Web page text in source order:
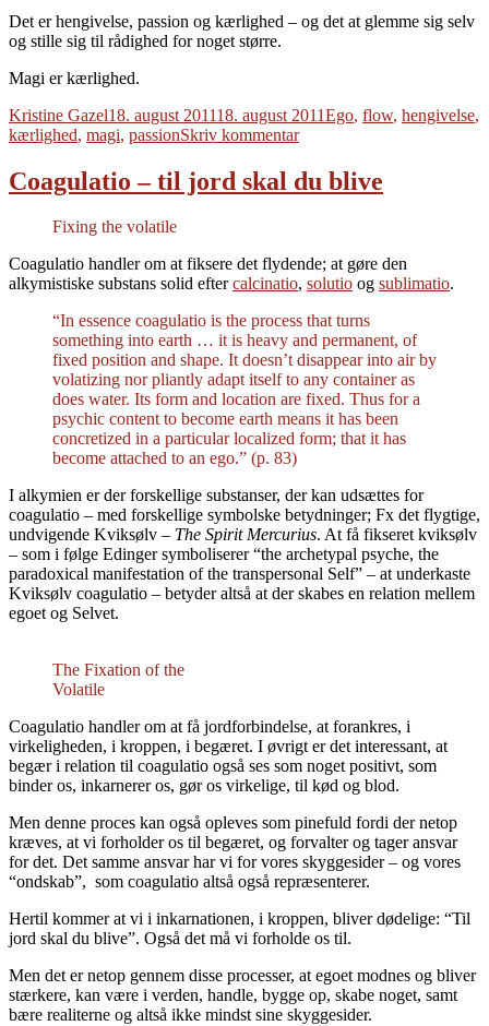
Det er hengivelse, passion og kærlighed – og det at glemme sig selv
og stille sig til rådighed for noget større.
Magi er kærlighed.
Forfatter
Kristine GazelUdgivet
18. august 201118. august 2011Tags
Ego, flow, hengivelse,
kærlighed, magi, passionSkriv kommentartil
er
kærlighed
Coagulatio – til jord skal du blive
Fixing the volatile
Coagulatio handler om at fiksere det flydende; at gøre den
alkymistiske substans solid eftercalcinatio, solutio og sublimatio.
“In essence coagulatio is the process that turns
something into earth … it is heavy and permanent, of
fixed position and shape. It doesn’t disappear into air by
volatizing nor pliantly adapt itself to any container as
does water. Its form and location are fixed. Thus for a
psychic content to become earth means it has been
concretized in a particular localized form; that it has
become attached to an ego.” (p. 83)
I alkymien er der forskellige substanser, der kan udsættes for
coagulatio – med forskellige symbolske betydninger; Fx det flygtige,
undvigende Kviksølv – The Spirit Mercurius. At få fikseret kviksølv
– som i følge Edinger symboliserer “the archetypal psyche, the
paradoxical manifestation of the transpersonal Self” – at underkaste
Kviksølv coagulatio – betyder altså at der skabes en relation mellem
egoet og Selvet.
The Fixation of the
Volatile
Coagulatio handler om at få jordforbindelse, at forankres, i
virkeligheden, i kroppen, i begæret. I øvrigt er det interessant, at
begær i relation til coagulatio også ses som noget positivt, som
binder os, inkarnerer os, gør os virkelige, til kød og blod.
Men denne proces kan også opleves som pinefuld fordi der netop
kræves, at vi forholder os til begæret, og forvalter og tager ansvar
for det. Det samme ansvar har vi for vores skyggesider – og vores
“ondskab”, som coagulatio altså også repræsenterer.
Hertil kommer at vi i inkarnationen, i kroppen, bliver dødelige: “Til
jord skal du blive”. Også det må vi forholde os til.
Men det er netop gennem disse processer, at egoet modnes og bliver
stærkere, kan være i verden, handle, bygge op, skabe noget, samt
bære realiterne og altså ikke mindst sine skyggesider.